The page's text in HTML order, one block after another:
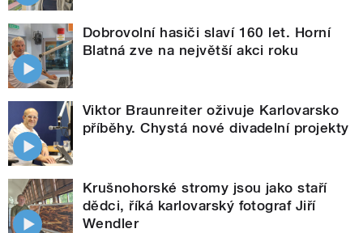
Dobrovolní hasiči slaví 160 let. Horní
Blatná zve na největší akci roku
Viktor Braunreiter oživuje Karlovarsko
příběhy. Chystá nové divadelní projekty
Krušnohorské stromy jsou jako staří
dědci, říká karlovarský fotograf Jiří
Wendler